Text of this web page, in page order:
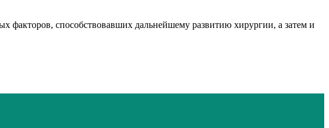
факторов, способствовавших дальнейшему развитию хирургии, а затем и